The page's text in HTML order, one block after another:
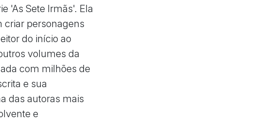
'As Sete Irmãs'. Ela
criar personagens
do início ao
volumes da
com milhões de
e sua
das autoras mais
e